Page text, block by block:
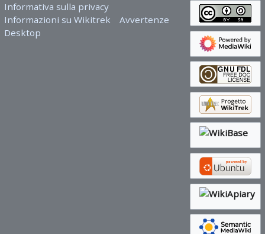
Informativa sulla privacy
Informazioni su Wikitrek
Avvertenze
Desktop